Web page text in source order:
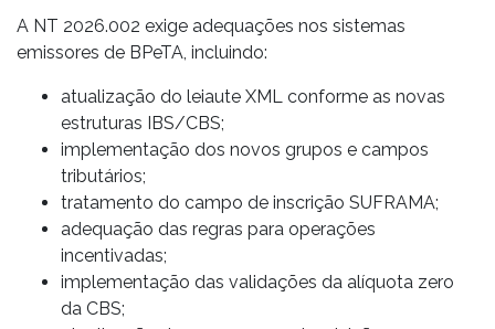
A NT 2026.002 exige adequações nos sistemas
emissores de BPeTA, incluindo:
atualização do leiaute XML conforme as novas
estruturas IBS/CBS;
implementação dos novos grupos e campos
tributários;
tratamento do campo de inscrição SUFRAMA;
adequação das regras para operações
incentivadas;
implementação das validações da alíquota zero
da CBS;